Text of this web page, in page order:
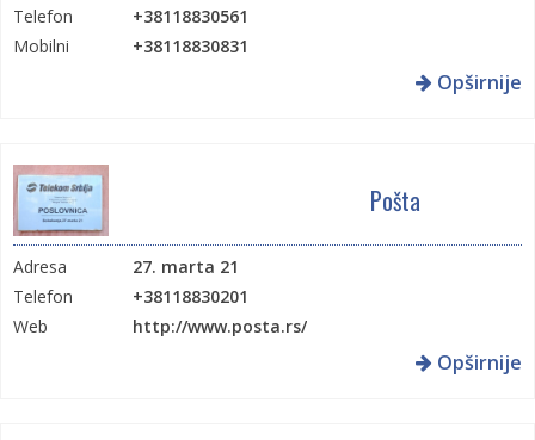
Telefon
+38118830561
Mobilni
+38118830831
Opširnije
Pošta
Adresa
27. marta 21
Telefon
+38118830201
Web
http://www.posta.rs/
Opširnije